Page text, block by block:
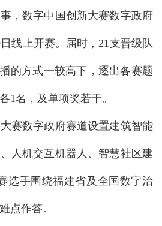
，数字中国创新大赛数字政府
线上开赛。届时，21支晋级队
的方式一较高下，逐出各赛题
1名，及单项奖若干。
数字政府赛道设置建筑智能
人机交互机器人、智慧社区建
选手围绕福建省及全国数字治
点作答。